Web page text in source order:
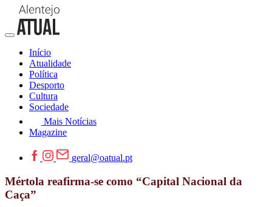
Início
Atualidade
Política
Desporto
Cultura
Sociedade
Mais Notícias
Magazine
geral@oatual.pt
Mértola reafirma-se como “Capital Nacional da
Caça”